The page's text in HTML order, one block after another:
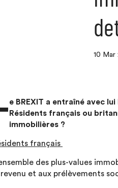
10 Mar
e BREXIT a entraîné avec
Résidents français ou
immobilières ?
français
des plus-values
revenu et aux prélèvements